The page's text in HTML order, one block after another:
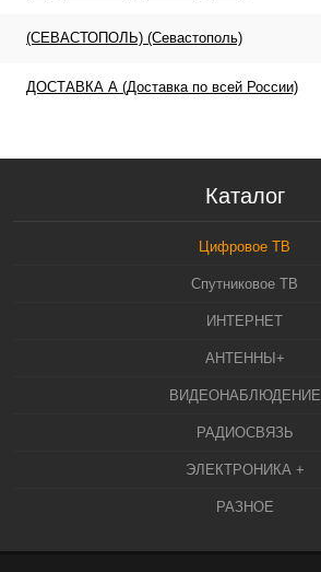
(СЕВАСТОПОЛЬ) (Севастополь)
ДОСТАВКА А (Доставка по всей России)
Каталог
Цифровое ТВ
Спутниковое ТВ
ИНТЕРНЕТ
АНТЕННЫ+
ВИДЕОНАБЛЮДЕНИЕ
РАДИОСВЯЗЬ
ЭЛЕКТРОНИКА +
РАЗНОЕ